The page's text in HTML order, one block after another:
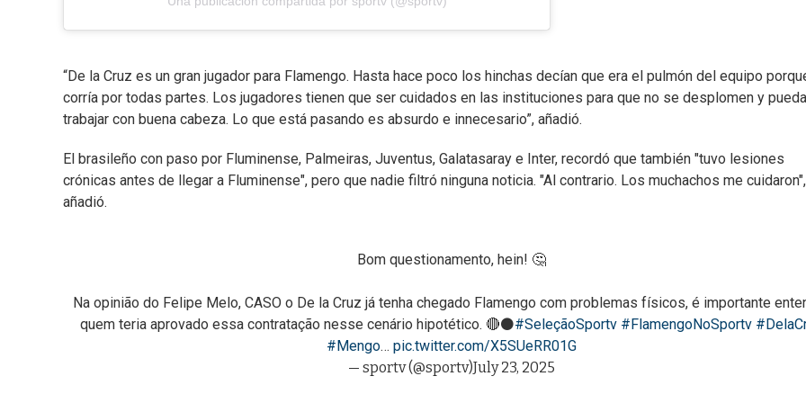
“De la Cruz es un gran jugador para Flamengo. Hasta hace poco los hinchas decían que era el pulmón del equipo
corría por todas partes. Los jugadores tienen que ser cuidados en las instituciones para que no se desplomen y
trabajar con buena cabeza. Lo que está pasando es absurdo e innecesario”, añadió.
El brasileño con paso por Fluminense, Palmeiras, Juventus, Galatasaray e Inter, recordó que también "tuvo lesiones
crónicas antes de llegar a Fluminense", pero que nadie filtró ninguna noticia. "Al contrario. Los muchachos me cuidaron",
añadió.
Bom questionamento, hein! 🤔
Na opinião do Felipe Melo, CASO o De la Cruz já tenha chegado Flamengo com problemas físicos, é importante
quem teria aprovado essa contratação nesse cenário hipotético. 🔴⚫#SeleçãoSportv #FlamengoNoSportv
#Mengo… pic.twitter.com/X5SUeRR01G
— sportv (@sportv)July 23, 2025